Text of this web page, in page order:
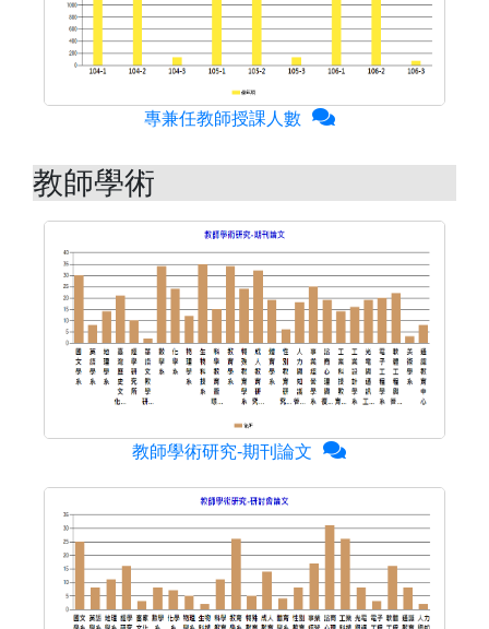
專兼任教師授課人數
教師學術
教師學術研究-期刊論文